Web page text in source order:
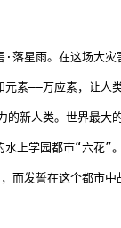
落星雨。在这场大灾
素——万应素，让人
的新人类。世界最大
上学园都市“六花”
而发誓在这个都市中